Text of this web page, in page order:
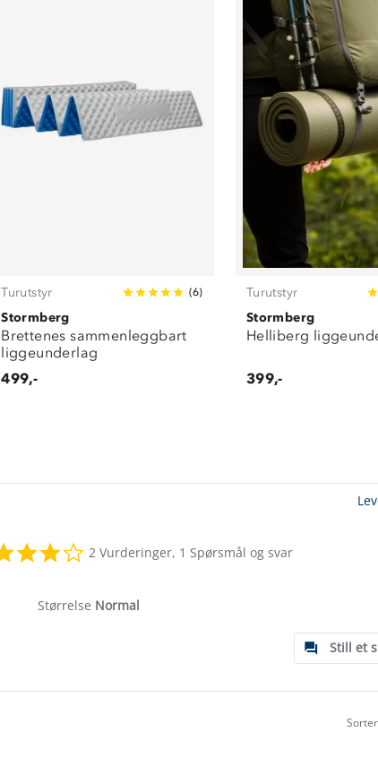
Turutstyr (6)
Stormberg
Brettenes sammenleggbart
liggeunderlag
499,-
Turutstyr
Stormberg
Helliberg
399,-
star
2 Vurderinger, 1 Spørsmål og svar
Størrelse Normal
Still et